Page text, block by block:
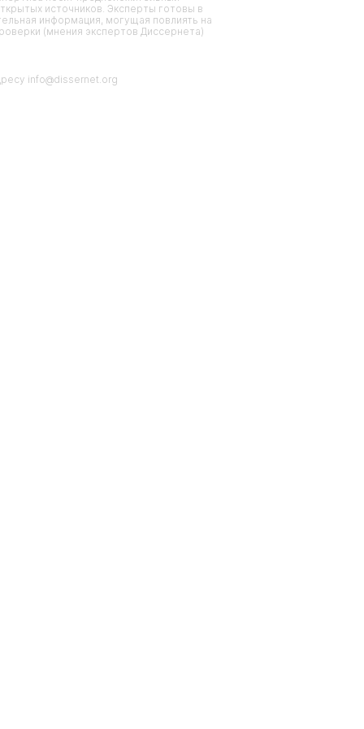
источников. Эксперты готовы в
информация, могущая повлиять на
(мнения экспертов Диссернета)
info@dissernet.org